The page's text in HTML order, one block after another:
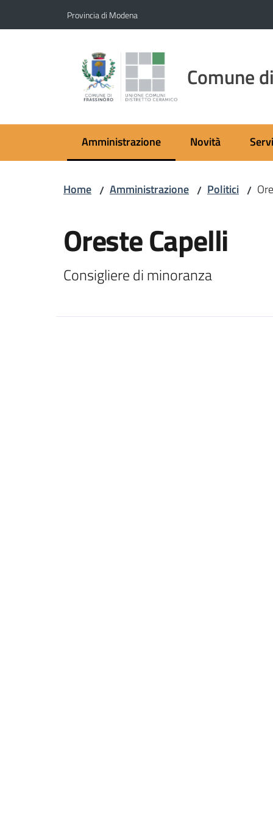
Provincia di Modena
Comune
Amministrazione
Menu selezionato Novità
Home / Amministrazione / Politici /
Oreste Capelli
Consigliere di minoranza